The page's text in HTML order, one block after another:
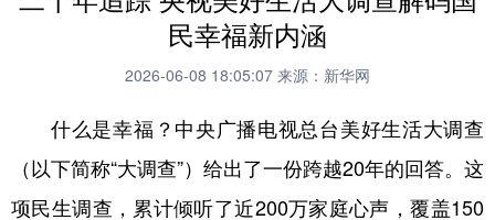
财经 网评
科技 科创 量子 体育
文化 书画 健康 军事
民幸福新内涵
2026-06-08 18:05:07 来源：新华网
什么是幸福？中央广播电视总台美好生活大调查
（以下简称“大调查”）给出了一份跨越20年的回答。这
项民生调查，累计倾听了近200万家庭心声，覆盖150